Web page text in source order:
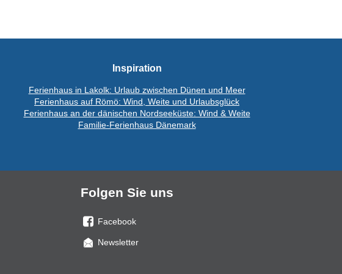
Inspiration
Ferienhaus in Lakolk: Urlaub zwischen Dünen und Meer
Ferienhaus auf Römö: Wind, Weite und Urlaubsglück
Ferienhaus an der dänischen Nordseeküste: Wind & Weite
Familie-Ferienhaus Dänemark
Folgen Sie uns
Sie
uns
Facebook
Newsletter